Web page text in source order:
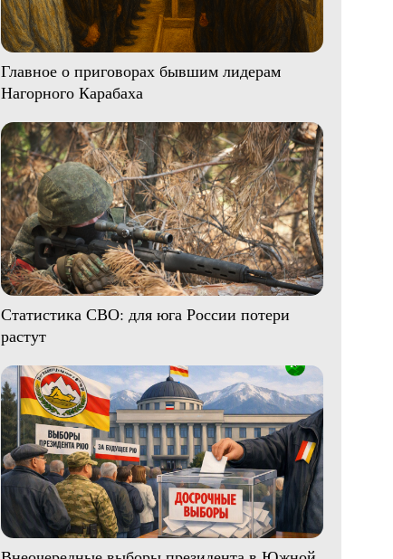
Главное о приговорах бывшим лидерам
Нагорного Карабаха
Статистика СВО: для юга России потери
растут